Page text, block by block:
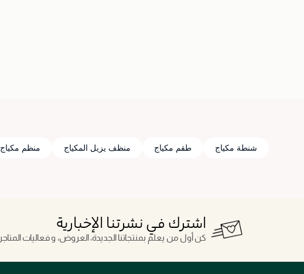
شنطة مكياج طقم مكياج منظف يزيل المكياج منظم مكياج
اشترك في نشرتنا الإخبارية
كن أول من يعلم بمنتجاتنا الجديدة، العروض، و فعاليات المتاجر.